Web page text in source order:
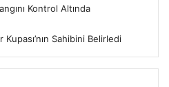
Kontrol Altında
Sahibini Belirledi